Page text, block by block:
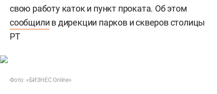
свою работу каток и пункт проката. Об этом
сообщили в дирекции парков и скверов столицы
РТ
Фото: «БИЗНЕС Online»